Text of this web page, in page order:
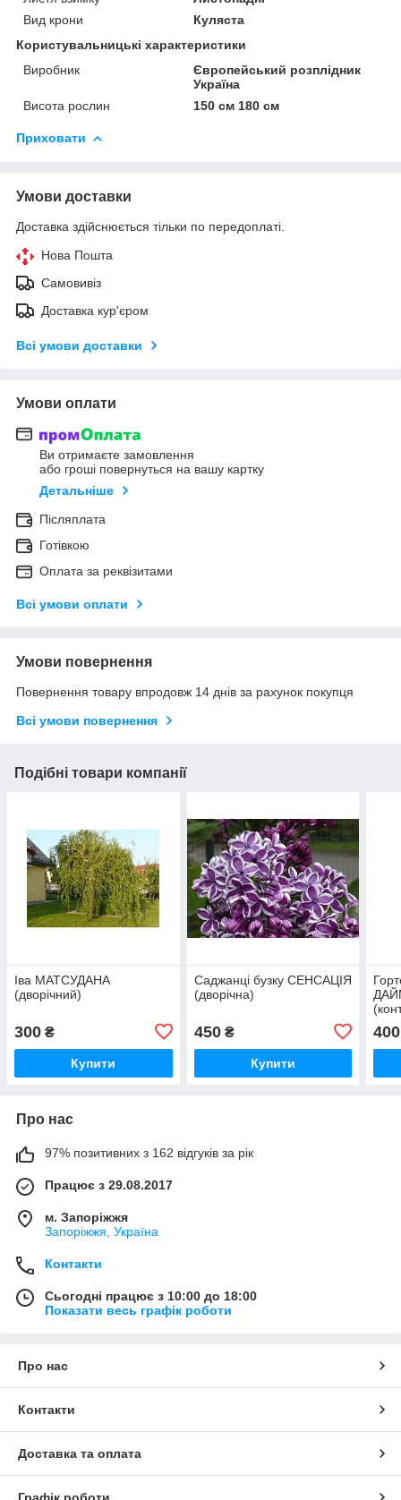
Вид крони
Куляста
Користувальницькі характеристики
Виробник
Європейський розплідник
Україна
Висота рослин
150 см 180 см
Приховати
Умови доставки
Доставка здійснюється тільки по передоплаті.
Нова Пошта
Самовивіз
Доставка кур'єром
Всі умови доставки
Умови оплати
Ви отримаєте замовлення
або гроші повернуться на вашу картку
Детальніше
Післяплата
Готівкою
Оплата за реквізитами
Всі умови оплати
Умови повернення
Повернення товару впродовж 14 днів за рахунок покупця
Всі умови повернення
Подібні товари компанії
Іва МАТСУДАНА
(дворічний)
300 ₴
Купити
Саджанці бузку СЕНСАЦІЯ
(дворічна)
450₴
Купити
400
Про нас
97% позитивних з 162 відгуків за рік
Працює з 29.08.2017
м. Запоріжжя
Запоріжжя, Україна
Контакти
Сьогодні працює з 10:00 до 18:00
Показати весь графік роботи
Про нас
Контакти
Доставка та оплата